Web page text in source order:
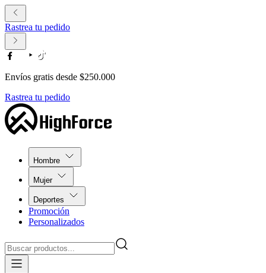
Rastrea tu pedido
Envíos gratis desde $250.000
Rastrea tu pedido
Hombre
Mujer
Deportes
Promoción
Personalizados